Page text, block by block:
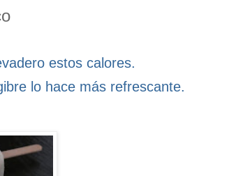
estos calores.
lo hace más refrescante.